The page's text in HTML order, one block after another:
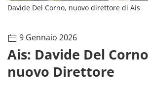
Davide Del Corno, nuovo direttore di Ais
9 Gennaio 2026
Ais: Davide Del
nuovo Direttore